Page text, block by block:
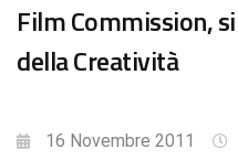
Film Commission,
della Creatività
16 Novembre 2011